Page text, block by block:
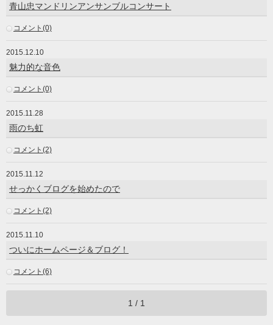
青山忠マンドリンアンサンブルコンサート
コメント(0)
2015.12.10
魅力的な音色
コメント(0)
2015.11.28
雨のち虹
コメント(2)
2015.11.12
せっかくブログを始めたので
コメント(2)
2015.11.10
ついにホームページ＆ブログ！
コメント(6)
1 / 1